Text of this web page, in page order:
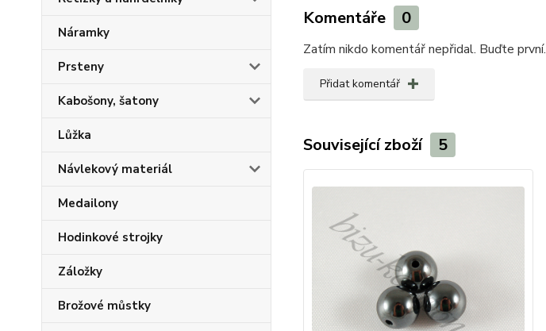
Náramky
Prsteny
Kabošony, šatony
Lůžka
Návlekový materiál
Medailony
Hodinkové strojky
Záložky
Brožové můstky
Komentáře 0
Zatím nikdo komentář nepřidal. Buďte první.
Přidat komentář
Související zboží 5